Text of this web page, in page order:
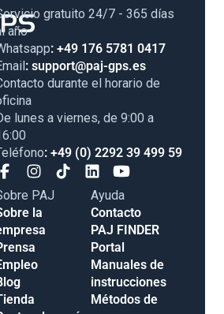
gratuito 24/7 - 365 días
año
: +49 176 5781 0417
: support@paj-gps.es
durante el horario de
lunes a viernes, de 9:00 a
: +49 (0) 2292 39 499 59
PAJ
la
Ayuda
Contacto
PAJ FINDER
Portal
Manuales de
instrucciones
Métodos de